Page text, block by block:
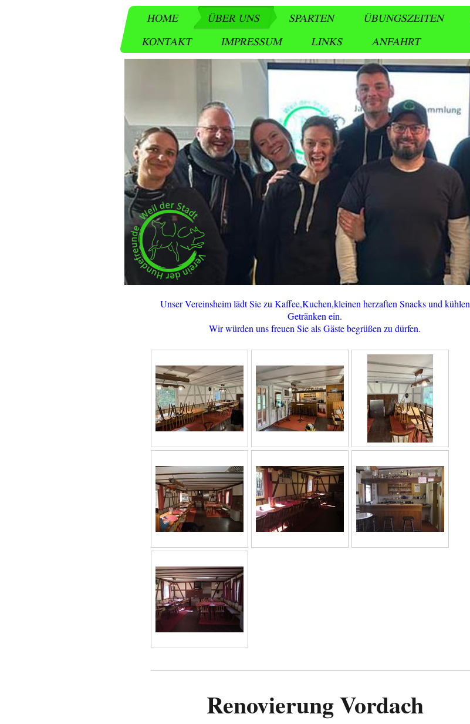
HOME ÜBER UNS SPARTEN ÜBUNGSZEITEN
KONTAKT
IMPRESSUM LINKS ANFAHRT
Unser Vereinsheim lädt Sie zu Kaffee,Kuchen,kleinen herzaften Snacks und kühlen
Getränken ein.
Wir würden uns freuen Sie als Gäste begrüßen zu dürfen.
Renovierung Vordach